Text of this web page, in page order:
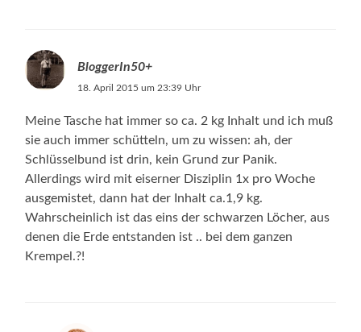
BloggerIn50+
18. April 2015 um 23:39 Uhr
Meine Tasche hat immer so ca. 2 kg Inhalt und ich muß
sie auch immer schütteln, um zu wissen: ah, der
Schlüsselbund ist drin, kein Grund zur Panik.
Allerdings wird mit eiserner Disziplin 1x pro Woche
ausgemistet, dann hat der Inhalt ca.1,9 kg.
Wahrscheinlich ist das eins der schwarzen Löcher, aus
denen die Erde entstanden ist .. bei dem ganzen
Krempel.?!